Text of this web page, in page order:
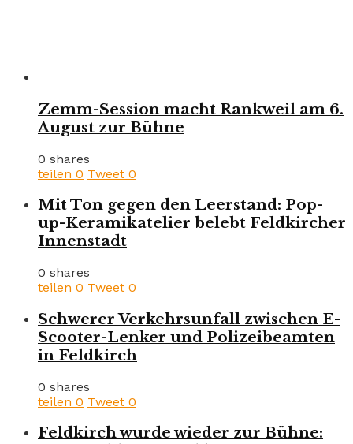
Zemm-Session macht Rankweil am 6.
August zur Bühne
0 shares
teilen 0 Tweet 0
Mit Ton gegen den Leerstand: Pop-
up-Keramikatelier belebt Feldkircher
Innenstadt
0 shares
teilen 0 Tweet 0
Schwerer Verkehrsunfall zwischen E-
Scooter-Lenker und Polizeibeamten
in Feldkirch
0 shares
teilen 0 Tweet 0
Feldkirch wurde wieder zur Bühne: